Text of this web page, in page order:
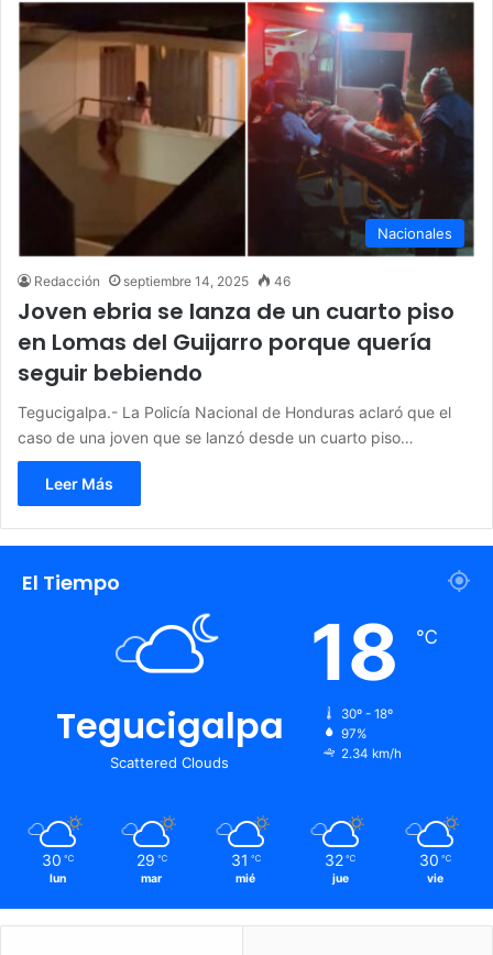
Nacionales
Redacción septiembre 14, 2025 46
Joven ebria se lanza de un cuarto piso
en Lomas del Guijarro porque quería
seguir bebiendo
Tegucigalpa.- La Policía Nacional de Honduras aclaró que el
caso de una joven que se lanzó desde un cuarto piso…
Leer Más
El Tiempo
Tegucigalpa
Scattered Clouds
18 ℃
30º - 18º
97%
2.34 km/h
30 ℃
lun
29 ℃
mar
31 ℃
mié
32 ℃
jue
30 ℃
vie